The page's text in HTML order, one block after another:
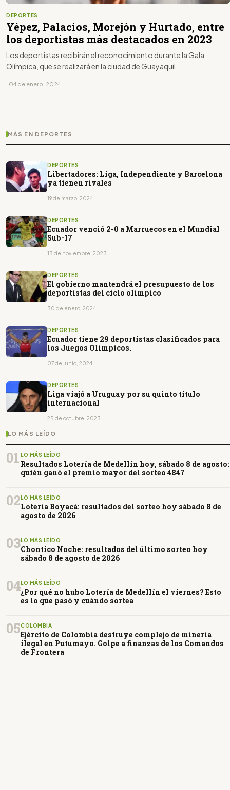
DEPORTES
Yépez, Palacios, Morejón y Hurtado, entre
los deportistas más destacados en 2023
Los deportistas recibirán el reconocimiento durante la Gala
Olímpica, que se realizará en la ciudad de Guayaquil
· 04 de enero, 2024
MÁS EN DEPORTES
DEPORTES
Libertadores: Liga, Independiente y Barcelona
ya tienen rivales
19 de marzo, 2024
DEPORTES
Ecuador venció 2-0 a Marruecos en el Mundial
Sub-17
13 de noviembre, 2023
DEPORTES
El gobierno mantendrá el presupuesto de los
deportistas del ciclo olímpico
30 de enero, 2024
DEPORTES
Ecuador tiene 29 deportistas clasificados para
los Juegos Olímpicos.
07 de junio, 2024
DEPORTES
Liga viajó a Uruguay por su quinto título
internacional
25 de octubre, 2023
LO MÁS LEÍDO
01 LO MÁS LEÍDO
Resultados Lotería de Medellín hoy, sábado 8 de agosto:
quién ganó el premio mayor del sorteo 4847
02 LO MÁS LEÍDO
Lotería Boyacá: resultados del sorteo hoy sábado 8 de
agosto de 2026
03LO MÁS LEÍDO
Chontico Noche: resultados del último sorteo hoy
sábado 8 de agosto de 2026
04LO MÁS LEÍDO
¿Por qué no hubo Lotería de Medellín el viernes? Esto
es lo que pasó y cuándo sortea
05COLOMBIA
Ejército de Colombia destruye complejo de minería
ilegal en Putumayo. Golpe a finanzas de los Comandos
de Frontera